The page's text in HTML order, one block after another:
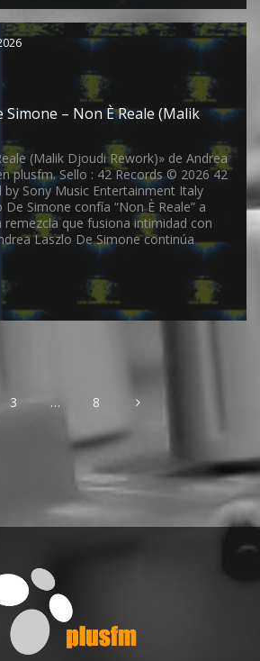
Simone – Non È Reale (Malik
(Malik Djoudi Rework)» de Andrea
plusfm. Sello : 42 Records © 2026 42
by Sony Music Entertainment Italy
De Simone confía “Non È Reale” a
remezcla que fusiona intimidad con
Laszlo De Simone continúa
3 … 8